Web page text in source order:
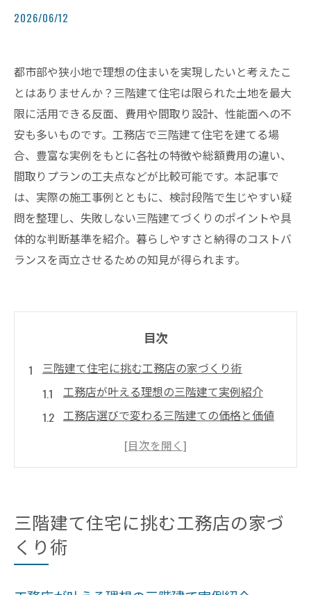
2026/06/12
都市部や狭小地で理想の住まいを実現したいと考えたこ
とはありませんか？三階建て住宅は限られた土地を最大
限に活用できる反面、費用や間取り設計、性能面への不
安も多いものです。工務店で三階建て住宅を建てる場
合、豊富な実例をもとに各社の特徴や総額費用の違い、
間取りプランの工夫点などが比較可能です。本記事で
は、実際の施工事例とともに、検討段階で生じやすい疑
問を整理し、失敗しない三階建てづくりのポイントや具
体的な判断基準を紹介。暮らしやすさと納得のコストバ
ランスを両立させるための知見が得られます。
目次
三階建て住宅に挑む工務店の家づくり術
工務店が叶える理想の三階建て実例紹介
工務店選びで変わる三階建ての価格と価値
三階建てに強い工務店の設計力を比較検証
談
狭小地を活かす三階建て間取りの工夫
三階建て住宅に挑む工務店の家づ
くり術